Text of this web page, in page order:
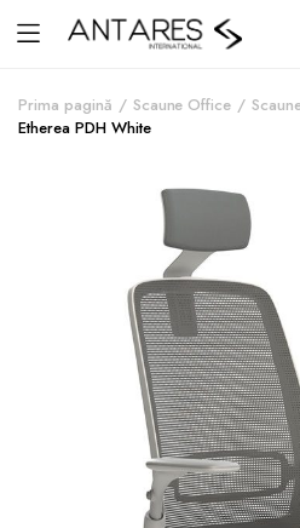
Prima pagină Scaune Office
Etherea PDH White